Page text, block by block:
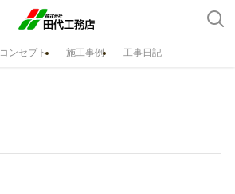
コンセプト 施工事例 工事日記